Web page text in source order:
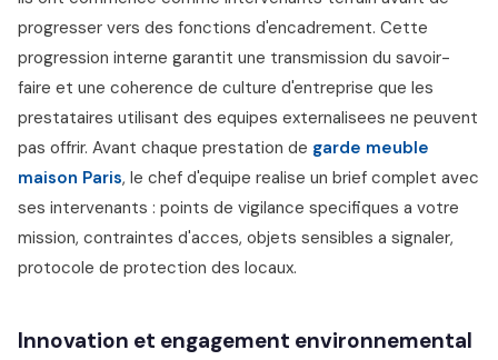
progresser vers des fonctions d'encadrement. Cette
progression interne garantit une transmission du savoir-
faire et une coherence de culture d'entreprise que les
prestataires utilisant des equipes externalisees ne peuvent
pas offrir. Avant chaque prestation de garde meuble
maison Paris, le chef d'equipe realise un brief complet avec
ses intervenants : points de vigilance specifiques a votre
mission, contraintes d'acces, objets sensibles a signaler,
protocole de protection des locaux.
Innovation et engagement environnemental